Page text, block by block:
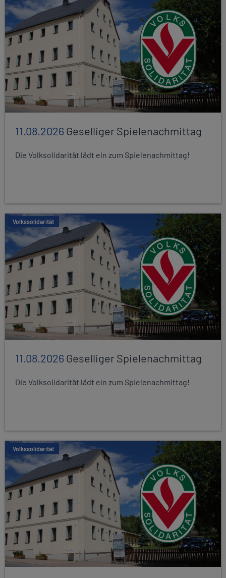
11.08.2026Geselliger Spielenachmittag
Die Volksolidarität lädt ein zum Spielenachmittag!
Volkssolidarität
11.08.2026Geselliger Spielenachmittag
Die Volksolidarität lädt ein zum Spielenachmittag!
Volkssolidarität